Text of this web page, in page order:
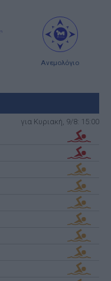
Ανεμολόγιο
για Κυριακή, 9/8: 15:00